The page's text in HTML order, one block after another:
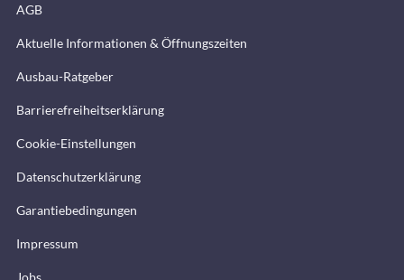
AGB
Aktuelle Informationen & Öffnungszeiten
Ausbau-Ratgeber
Barrierefreiheitserklärung
Cookie-Einstellungen
Datenschutzerklärung
Garantiebedingungen
Impressum
Jobs